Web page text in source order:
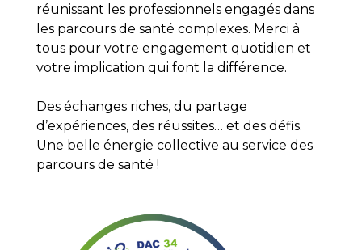
réunissant les professionnels engagés dans
les parcours de santé complexes. Merci à
tous pour votre engagement quotidien et
votre implication qui font la différence.
Des échanges riches, du partage
d’expériences, des réussites… et des défis.
Une belle énergie collective au service des
parcours de santé !